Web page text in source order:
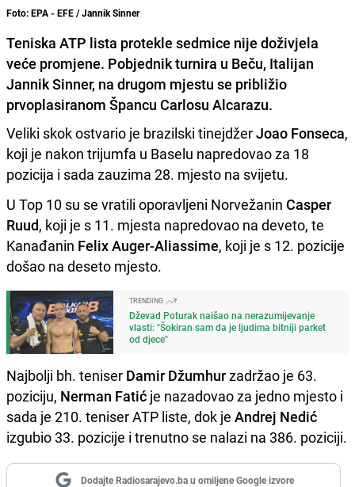
Foto: EPA - EFE / Jannik Sinner
Teniska ATP lista protekle sedmice nije doživjela
veće promjene. Pobjednik turnira u Beču, Italijan
Jannik Sinner, na drugom mjestu se približio
prvoplasiranom Špancu Carlosu Alcarazu.
Veliki skok ostvario je brazilski tinejdžerJoao Fonseca,
koji je nakon trijumfa u Baselu napredovao za 18
pozicija i sada zauzima 28. mjesto na svijetu.
U Top 10 su se vratili oporavljeni Norvežanin Casper
Ruud, koji je s 11. mjesta napredovao na deveto, te
Kanađanin Felix Auger-Aliassime, koji je s 12. pozicije
došao na deseto mjesto.
TRENDING
Dževad Poturak naišao na nerazumijevanje
vlasti: "Šokiran sam da je ljudima bitniji parket
od djece"
Najbolji bh. teniser Damir Džumhurzadržao je 63.
poziciju, Nerman Fatić je nazadovao za jedno mjesto i
sada je 210. teniser ATP liste, dok je Andrej Nedić
izgubio 33. pozicije i trenutno se nalazi na 386. poziciji.
Dodajte Radiosarajevo.ba u omiljene Google izvore